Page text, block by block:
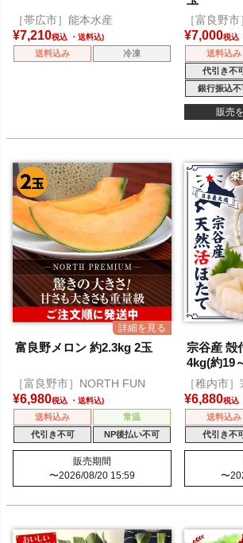
［帯広市］能本水産
¥7,210税込
送料込み 冷凍
［富良野
¥7,000税込
送料込み
代引き不
銀行振込不
販売
富良野メロン 約2.3kg 2玉
［富良野市］NORTH FUN
¥6,980税込
送料込み
常温
代引き不可
NP後払い不可
販売期間
〜2026/08/20 15:59
宗谷産 殻
4kg(約19
付き
［稚内市
¥6,880税込
送料込み
代引き不
〜